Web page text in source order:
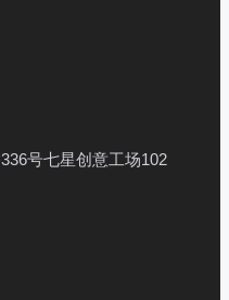
号七星创意工场102